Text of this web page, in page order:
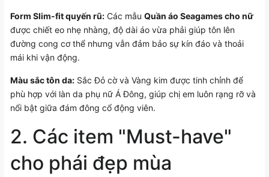
Form Slim-fit quyến rũ: Các mẫu Quần áo Seagames cho nữ
được chiết eo nhẹ nhàng, độ dài áo vừa phải giúp tôn lên
đường cong cơ thể nhưng vẫn đảm bảo sự kín đáo và thoải
mái khi vận động.
Màu sắc tôn da: Sắc Đỏ cờ và Vàng kim được tinh chỉnh để
phù hợp với làn da phụ nữ Á Đông, giúp chị em luôn rạng rỡ và
nổi bật giữa đám đông cổ động viên.
2. Các item "Must-have"
cho phái đẹp mùa